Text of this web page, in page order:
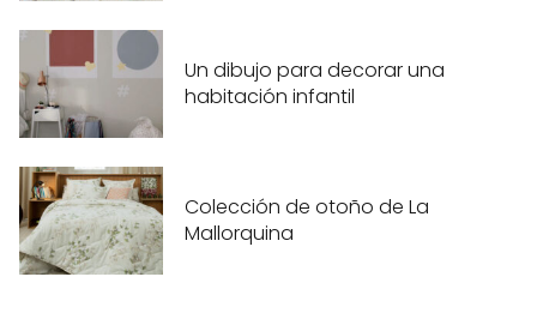
Un dibujo para decorar una
habitación infantil
Colección de otoño de La
Mallorquina